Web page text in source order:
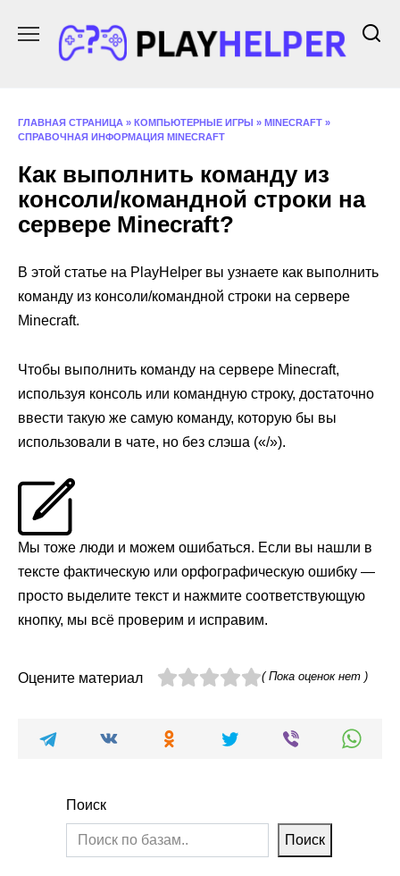
содержанию
ГЛАВНАЯ СТРАНИЦА » КОМПЬЮТЕРНЫЕ ИГРЫ » MINECRAFT »
СПРАВОЧНАЯ ИНФОРМАЦИЯ MINECRAFT
Как выполнить команду из
консоли/командной строки на
сервере Minecraft?
В этой статье на PlayHelper вы узнаете как выполнить
команду из консоли/командной строки на сервере
Minecraft.
Чтобы выполнить команду на сервере Minecraft,
используя консоль или командную строку, достаточно
ввести такую же самую команду, которую бы вы
использовали в чате, но без слэша («/»).
Мы тоже люди и можем ошибаться. Если вы нашли в
тексте фактическую или орфографическую ошибку —
просто выделите текст и нажмите соответствующую
кнопку, мы всё проверим и исправим.
Оцените материал ( Пока оценок нет )
Поиск
Поиск